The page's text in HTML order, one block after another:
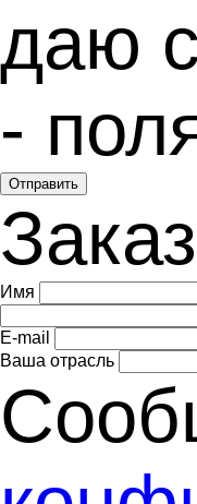
даю
-
Отправить
Имя
E-mail
Ваша отрасль